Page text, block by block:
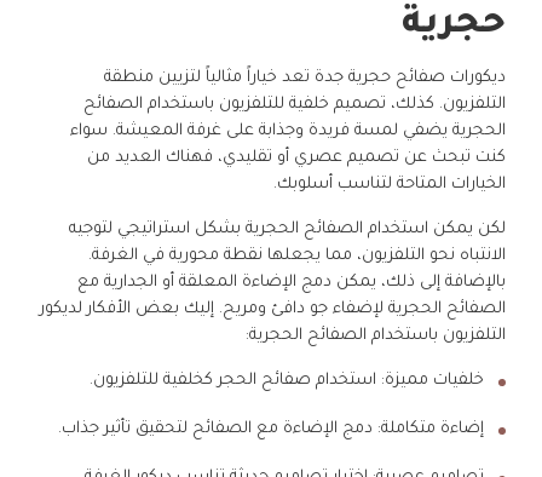
حجرية
ديكورات صفائح حجرية جدة تعد خياراً مثالياً لتزيين منطقة
التلفزيون. كذلك، تصميم خلفية للتلفزيون باستخدام الصفائح
الحجرية يضفي لمسة فريدة وجذابة على غرفة المعيشة. سواء
كنت تبحث عن تصميم عصري أو تقليدي، فهناك العديد من
الخيارات المتاحة لتناسب أسلوبك.
لكن يمكن استخدام الصفائح الحجرية بشكل استراتيجي لتوجيه
الانتباه نحو التلفزيون، مما يجعلها نقطة محورية في الغرفة.
بالإضافة إلى ذلك، يمكن دمج الإضاءة المعلقة أو الجدارية مع
الصفائح الحجرية لإضفاء جو دافئ ومريح. إليك بعض الأفكار لديكور
التلفزيون باستخدام الصفائح الحجرية:
خلفيات مميزة: استخدام صفائح الحجر كخلفية للتلفزيون.
إضاءة متكاملة: دمج الإضاءة مع الصفائح لتحقيق تأثير جذاب.